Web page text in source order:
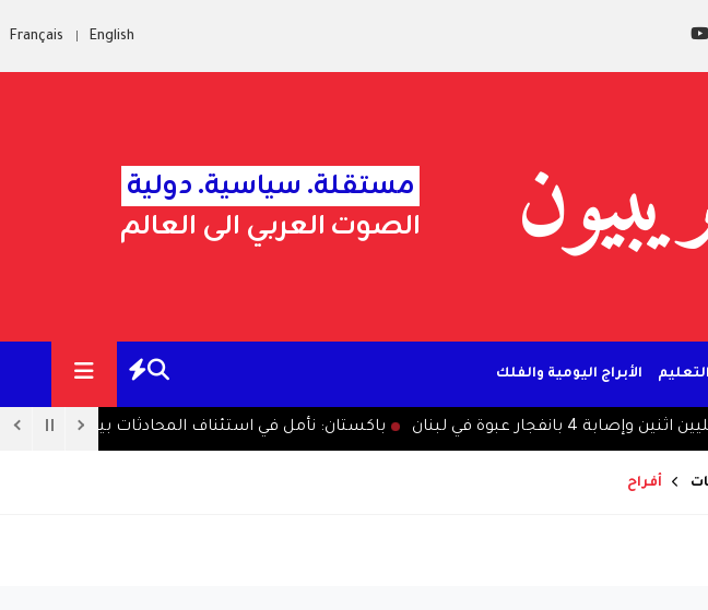
English
Français
مستقلة. سياسية. دولية
الصوت العربي الى العالم
التعليم الأبراج اليومية والفلك
4 بانفجار عبوة في لبنان باكستان: نأمل في استئناف المحادثات بين طهران
أفراح